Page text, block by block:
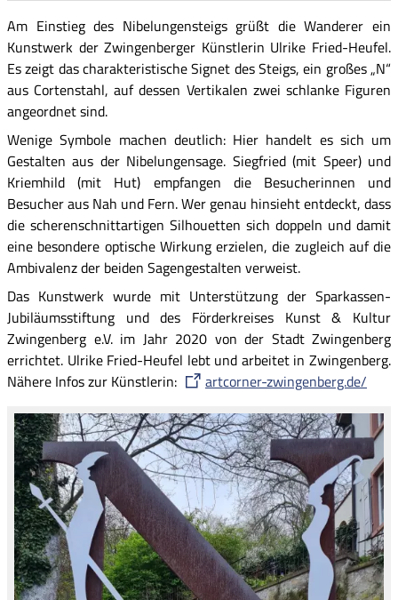
Am Einstieg des Nibelungensteigs grüßt die Wanderer ein
Kunstwerk der Zwingenberger Künstlerin Ulrike Fried-Heufel.
Es zeigt das charakteristische Signet des Steigs, ein großes „N“
aus Cortenstahl, auf dessen Vertikalen zwei schlanke Figuren
angeordnet sind.
Wenige Symbole machen deutlich: Hier handelt es sich um
Gestalten aus der Nibelungensage. Siegfried (mit Speer) und
Kriemhild (mit Hut) empfangen die Besucherinnen und
Besucher aus Nah und Fern. Wer genau hinsieht entdeckt, dass
die scherenschnittartigen Silhouetten sich doppeln und damit
eine besondere optische Wirkung erzielen, die zugleich auf die
Ambivalenz der beiden Sagengestalten verweist.
Das Kunstwerk wurde mit Unterstützung der Sparkassen-
Jubiläumsstiftung und des Förderkreises Kunst & Kultur
Zwingenberg e.V. im Jahr 2020 von der Stadt Zwingenberg
errichtet. Ulrike Fried-Heufel lebt und arbeitet in Zwingenberg.
Nähere Infos zur Künstlerin:
artcorner-zwingenberg.de/